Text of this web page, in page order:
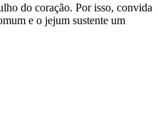
do coração. Por isso, convida
e o jejum sustente um